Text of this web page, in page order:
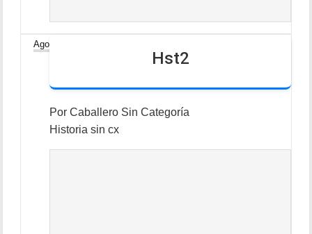
Ago
Hst2
Por Caballero Sin Categoría
Historia sin cx